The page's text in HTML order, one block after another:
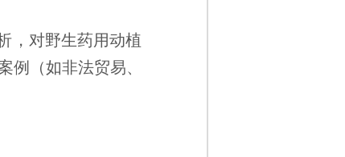
，对野生药用动植
例（如非法贸易、